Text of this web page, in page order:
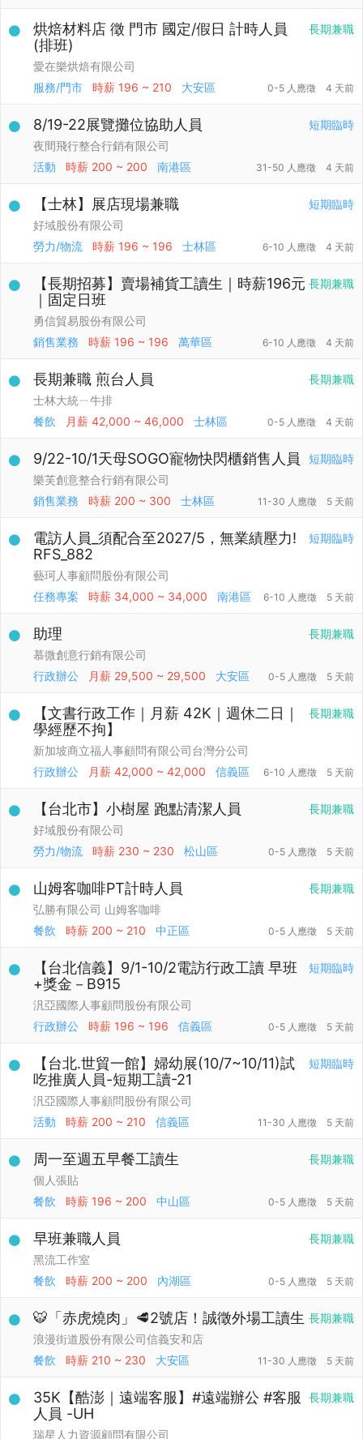
長期兼職
烘焙材料店 徵 門市 國定/假日 計時人員
(排班)
愛在樂烘焙有限公司
服務/門市
時薪 196 ~ 210 大安區 0-5 人應徵 4 天前
短期臨時
8/19-22展覽攤位協助人員
夜間飛行整合行銷有限公司
活動
時薪 200 ~ 200 南港區 31-50 人應徵 4 天前
短期臨時
【士林】展店現場兼職
好域股份有限公司
勞力/物流
時薪 196 ~ 196 士林區 6-10 人應徵 4 天前
長期兼職
【長期招募】賣場補貨工讀生｜時薪196元
｜固定日班
勇信貿易股份有限公司
銷售業務
時薪 196 ~ 196 萬華區 6-10 人應徵 4 天前
長期兼職
長期兼職 煎台人員
士林大統ㄧ牛排
餐飲
月薪 42,000 ~ 46,000 士林區 0-5 人應徵 4 天前
短期臨時
9/22-10/1天母SOGO寵物快閃櫃銷售人員
樂芙創意整合行銷有限公司
銷售業務
時薪 200 ~ 300 士林區 11-30 人應徵 5 天前
短期臨時
電訪人員_須配合至2027/5，無業績壓力!
RFS_882
藝珂人事顧問股份有限公司
任務專案
時薪 34,000 ~ 34,000 南港區 6-10 人應徵 5 天前
長期兼職
助理
慕微創意行銷有限公司
行政辦公
月薪 29,500 ~ 29,500 大安區 0-5 人應徵 5 天前
長期兼職
【文書行政工作｜月薪 42K｜週休二日｜
學經歷不拘】
新加坡商立福人事顧問有限公司台灣分公司
行政辦公
月薪 42,000 ~ 42,000 信義區 6-10 人應徵 5 天前
長期兼職
【台北市】小樹屋 跑點清潔人員
好域股份有限公司
勞力/物流
時薪 230 ~ 230 松山區 0-5 人應徵 5 天前
長期兼職
山姆客咖啡PT計時人員
弘勝有限公司 山姆客咖啡
餐飲
時薪 200 ~ 210 中正區 0-5 人應徵 5 天前
短期臨時
【台北信義】9/1-10/2電訪行政工讀 早班
+獎金－B915
汎亞國際人事顧問股份有限公司
行政辦公
時薪 196 ~ 196 信義區 0-5 人應徵 5 天前
短期臨時
【台北.世貿一館】婦幼展(10/7~10/11)試
吃推廣人員-短期工讀-21
汎亞國際人事顧問股份有限公司
活動
時薪 200 ~ 210 信義區 11-30 人應徵 5 天前
長期兼職
周一至週五早餐工讀生
個人張貼
餐飲
時薪 196 ~ 200 中山區 0-5 人應徵 5 天前
長期兼職
早班兼職人員
黑流工作室
餐飲
時薪 200 ~ 200 內湖區 0-5 人應徵 5 天前
長期兼職
🐯「赤虎燒肉」🥩2號店！誠徵外場工讀生
浪漫街道股份有限公司信義安和店
餐飲
時薪 210 ~ 230 大安區 11-30 人應徵 5 天前
長期兼職
35K【酷澎｜遠端客服】#遠端辦公 #客服
人員 -UH
瑞星人力資源顧問有限公司